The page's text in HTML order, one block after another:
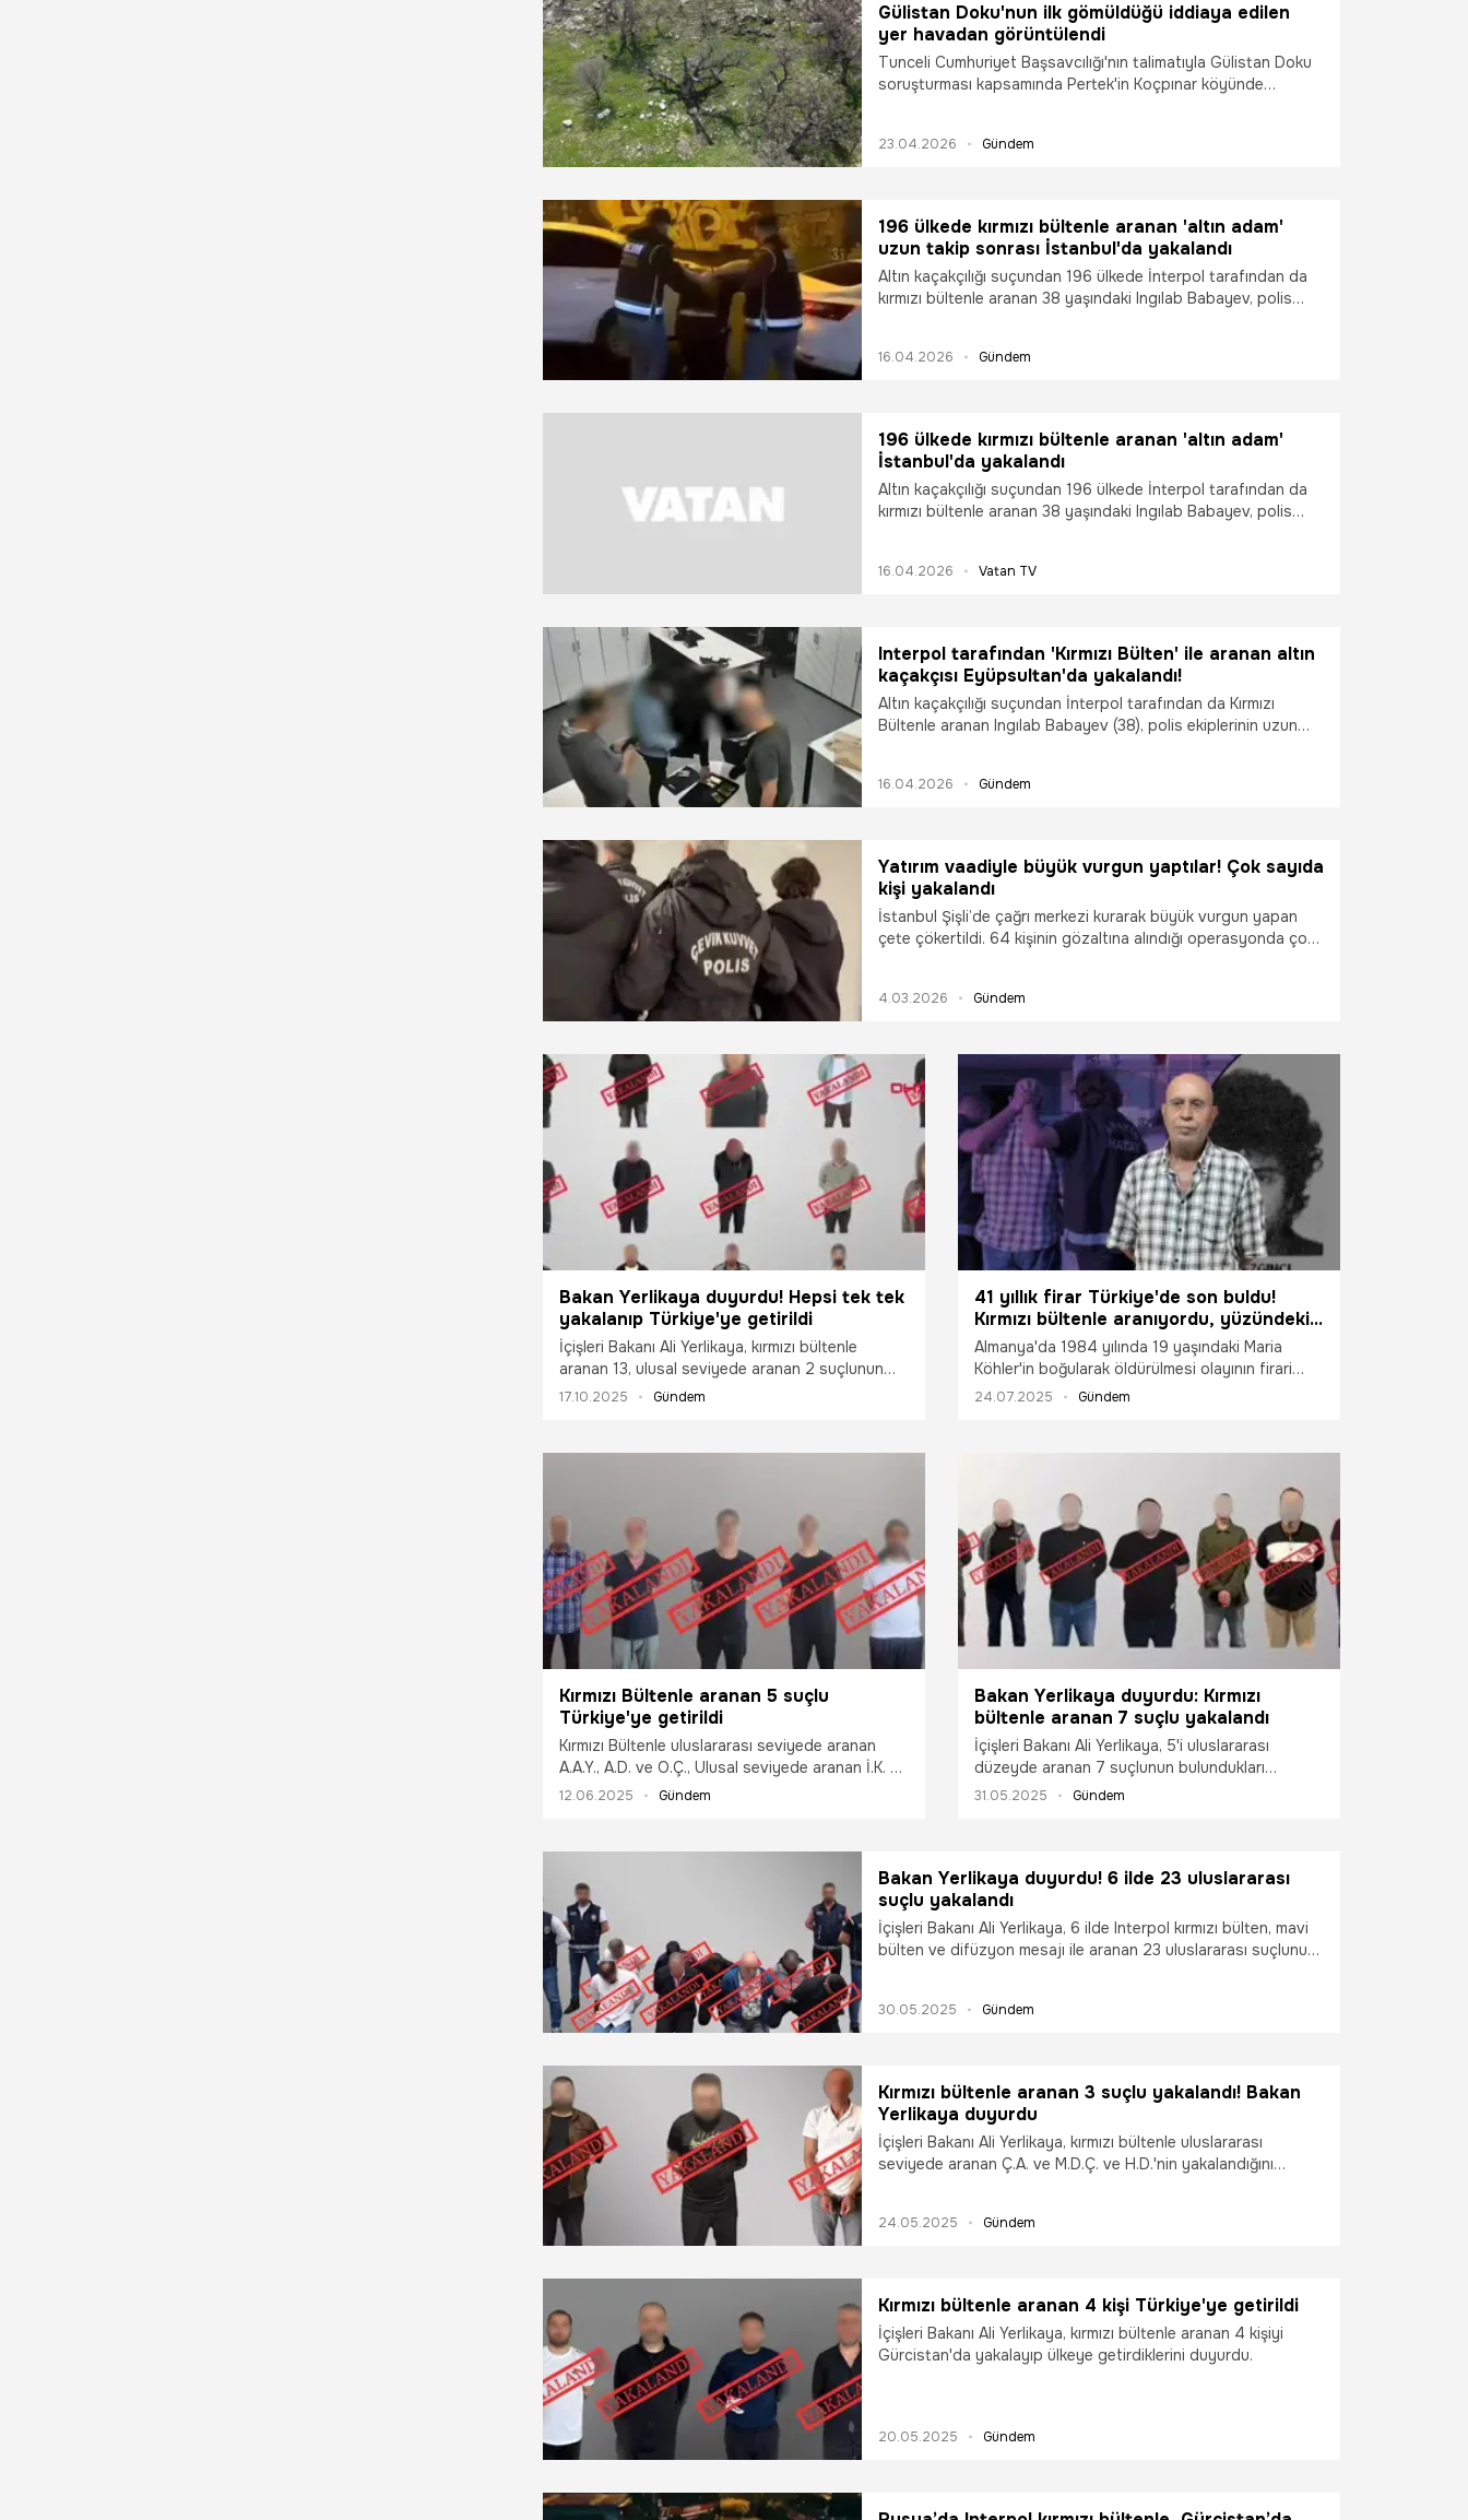
Gülistan Doku'nun ilk gömüldüğü iddiaya edilen
yer havadan görüntülendi
Tunceli Cumhuriyet Başsavcılığı'nın talimatıyla Gülistan Doku
soruşturması kapsamında Pertek'in Koçpınar köyünde
23.04.2026 Gündem
196 ülkede kırmızı bültenle aranan 'altın adam'
uzun takip sonrası İstanbul'da yakalandı
Altın kaçakçılığı suçundan 196 ülkede İnterpol tarafından da
kırmızı bültenle aranan 38 yaşındaki Ingılab Babayev, polis
gerçekleştirilen ve toplam 16 kilogram altının ele geçirildiği
16.04.2026 Gündem
196 ülkede kırmızı bültenle aranan 'altın adam'
İstanbul'da yakalandı
Altın kaçakçılığı suçundan 196 ülkede İnterpol tarafından da
kırmızı bültenle aranan 38 yaşındaki Ingılab Babayev, polis
gerçekleştirilen ve toplam 16 kilogram altının ele geçirildiği
16.04.2026 Vatan TV
Interpol tarafından 'Kırmızı Bülten' ile aranan altın
kaçakçısı Eyüpsultan'da yakalandı!
Altın kaçakçılığı suçundan İnterpol tarafından da Kırmızı
Bültenle aranan Ingılab Babayev (38), polis ekiplerinin uzun
toplam 16 kilogram altının ele geçirildiği kaçakçılık olayının
16.04.2026 Gündem
Yatırım vaadiyle büyük vurgun yaptılar! Çok sayıda
kişi yakalandı
İstanbul Şişli’de çağrı merkezi kurarak büyük vurgun yapan
çete çökertildi. 64 kişinin gözaltına alındığı operasyonda çok
4.03.2026 Gündem
Bakan Yerlikaya duyurdu! Hepsi tek tek
yakalanıp Türkiye'ye getirildi
İçişleri Bakanı Ali Yerlikaya, kırmızı bültenle
aranan 13, ulusal seviyede aranan 2 suçlunun
yurtdışında yakalanarak Türkiye’ye getirildiğini
17.10.2025 Gündem
41 yıllık firar Türkiye'de son buldu!
Kırmızı bültenle aranıyordu, yüzündeki
yara izi yakayı ele verdi
Almanya'da 1984 yılında 19 yaşındaki Maria
Köhler'in boğularak öldürülmesi olayının firari
zanlısı Nazmi Gezginci, tam 41 yıl sonra
başkasının kimliğini kullanmasına rağmen polis
altındaki 1,5 cm'lik yara izi ele verdi.
24.07.2025 Gündem
Kırmızı Bültenle aranan 5 suçlu
Türkiye'ye getirildi
Kırmızı Bültenle uluslararası seviyede aranan
A.A.Y., A.D. ve O.Ç., Ulusal seviyede aranan İ.K. ve
G.Y. isimli şahıslar Gürcistan'da yakalandı ve
12.06.2025 Gündem
Bakan Yerlikaya duyurdu: Kırmızı
bültenle aranan 7 suçlu yakalandı
İçişleri Bakanı Ali Yerlikaya, 5'i uluslararası
düzeyde aranan 7 suçlunun bulundukları
ülkelerde yakalanıp, Türkiye'ye iadelerinin
31.05.2025 Gündem
Bakan Yerlikaya duyurdu! 6 ilde 23 uluslararası
suçlu yakalandı
İçişleri Bakanı Ali Yerlikaya, 6 ilde Interpol kırmızı bülten, mavi
bülten ve difüzyon mesajı ile aranan 23 uluslararası suçlunun
30.05.2025 Gündem
Kırmızı bültenle aranan 3 suçlu yakalandı! Bakan
Yerlikaya duyurdu
İçişleri Bakanı Ali Yerlikaya, kırmızı bültenle uluslararası
seviyede aranan Ç.A. ve M.D.Ç. ve H.D.'nin yakalandığını
24.05.2025 Gündem
Kırmızı bültenle aranan 4 kişi Türkiye'ye getirildi
İçişleri Bakanı Ali Yerlikaya, kırmızı bültenle aranan 4 kişiyi
Gürcistan'da yakalayıp ülkeye getirdiklerini duyurdu.
20.05.2025 Gündem